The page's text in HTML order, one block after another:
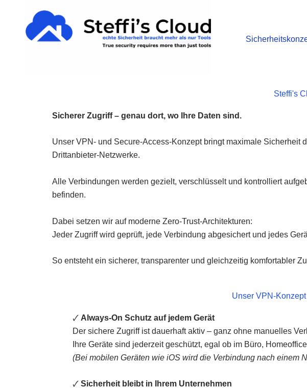
springen
Steffi's
Sicherer Zugriff – genau dort, wo Ihre Daten sind.
Unser VPN- und Secure-Access-Konzept bringt maximale Sicherheit
Drittanbieter-Netzwerke.
Alle Verbindungen werden gezielt, verschlüsselt und kontrolliert
befinden.
Dabei setzen wir auf moderne Zero-Trust-Architekturen:
Jeder Zugriff wird geprüft, jede Verbindung abgesichert und jedes
So entsteht ein sicherer, transparenter und gleichzeitig komfortabler
Unser VPN-
🗸 Always-On Schutz auf jedem Gerät
Der sichere Zugriff ist dauerhaft aktiv – ganz ohne manuelles
Ihre Geräte sind jederzeit geschützt, egal ob im Büro,
(Bei mobilen Geräten wie iOS wird die Verbindung nach einem
🗸 Sicherheit bleibt in Ihrem Unternehmen